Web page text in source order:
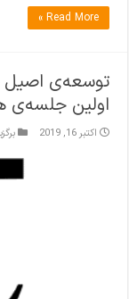
Read More »
توسعه‌ی اصیل
اولین جلسه‌ی
اکتبر 16, 2019